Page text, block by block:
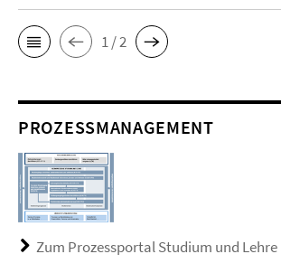
1 / 2
PROZESSMANAGEMENT
Zum Prozessportal Studium und Lehre